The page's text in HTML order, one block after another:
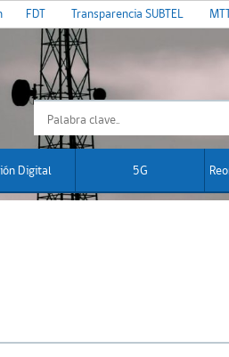
FDT Transparencia SUBTEL MTT
Digital 5G